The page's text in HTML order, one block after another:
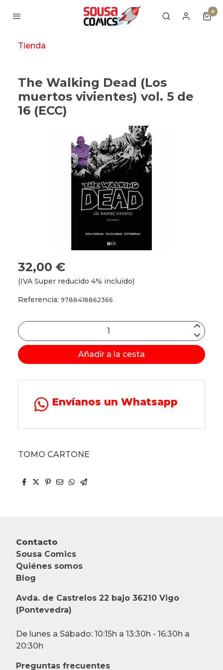
0
Tienda
The Walking Dead (Los
muertos vivientes) vol. 5 de
16 (ECC)
32,00 €
(IVA Super reducido 4% incluido)
Referencia: 9788418862366
Añadir a la cesta
Envíanos un Whatsapp
TOMO CARTONE
Contacto
Sousa Comics
Quiénes somos
Blog
Avda. de Castrelos 22 bajo 36210 Vigo
(Pontevedra)
De lunes a Sábado: 10:15h a 13:30h - 16:30h a
20:30h
Preguntas frecuentes